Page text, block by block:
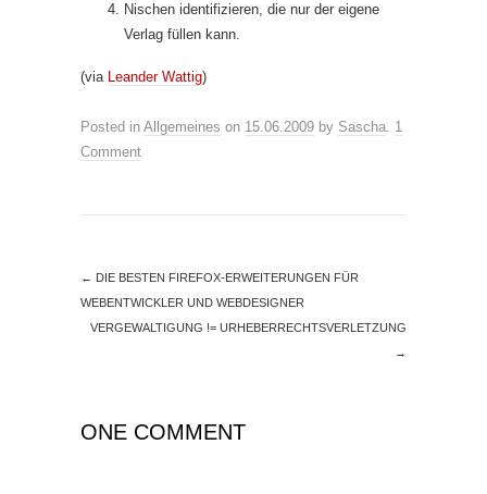
Nischen identifizieren, die nur der eigene
Verlag füllen kann.
(via Leander Wattig)
Posted in Allgemeines on 15.06.2009 by Sascha. 1
Comment
← DIE BESTEN FIREFOX-ERWEITERUNGEN FÜR
WEBENTWICKLER UND WEBDESIGNER
VERGEWALTIGUNG != URHEBERRECHTSVERLETZUNG
→
ONE COMMENT